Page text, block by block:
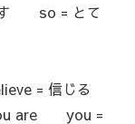
so = とて
= 信じる
are you =